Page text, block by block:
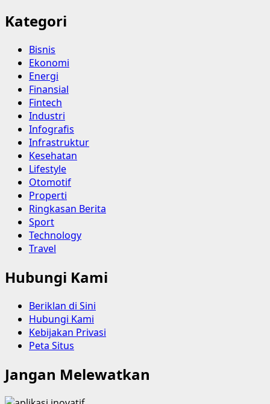
Kategori
Bisnis
Ekonomi
Energi
Finansial
Fintech
Industri
Infografis
Infrastruktur
Kesehatan
Lifestyle
Otomotif
Properti
Ringkasan Berita
Sport
Technology
Travel
Hubungi Kami
Beriklan di Sini
Hubungi Kami
Kebijakan Privasi
Peta Situs
Jangan Melewatkan